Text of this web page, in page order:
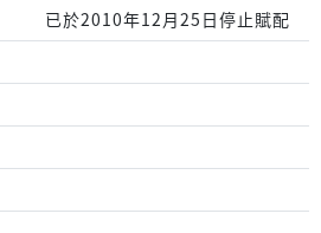
已於2010年12月25日停止賦配